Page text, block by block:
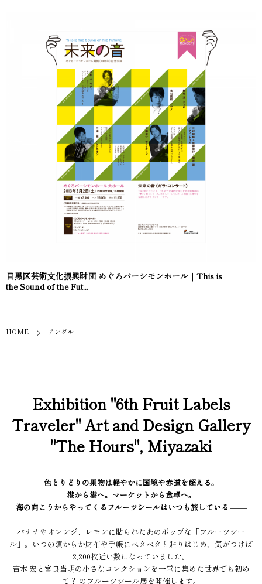
目黒区芸術文化振興財団 めぐろパーシモンホール｜This is
the Sound of the Fut...
HOME アングル
Exhibition "6th Fruit Labels
Traveler" Art and Design Gallery
"The Hours", Miyazaki
色とりどりの果物は軽やかに国境や赤道を超える。
港から港へ。マーケットから食卓へ。
海の向こうからやってくるフルーツシールはいつも旅している ––––
バナナやオレンジ、レモンに貼られたあのポップな「フルーツシー
ル」。いつの頃からか財布や手帳にペタペタと貼りはじめ、気がつけば
2,200枚近い数になっていました。
吉本 宏と宮良当明の小さなコレクションを一堂に集めた世界でも初め
て？ のフルーツシール展を開催します。